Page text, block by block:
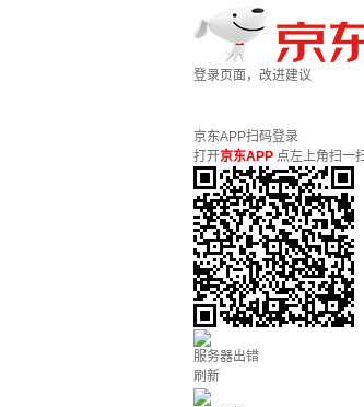
登录页面，改进建议
京东APP扫码登录
打开京东APP 点左上角扫一
服务器出错
刷新